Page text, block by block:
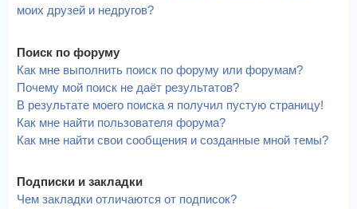
моих друзей и недругов?
Поиск по форуму
Как мне выполнить поиск по форуму или форумам?
Почему мой поиск не даёт результатов?
В результате моего поиска я получил пустую страницу!
Как мне найти пользователя форума?
Как мне найти свои сообщения и созданные мной темы?
Подписки и закладки
Чем закладки отличаются от подписок?